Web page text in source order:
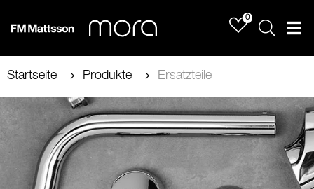
0
Sök
Startseite Produkte Ersatzteile